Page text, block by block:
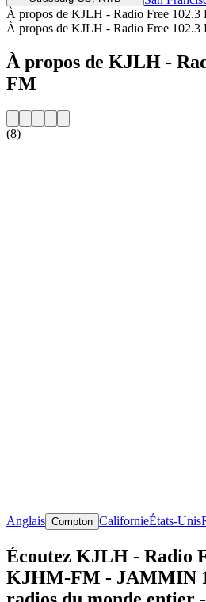
À propos de KJLH - Radio Free 102.3
À propos de KJLH - Radio Free 102.3
À propos de KJLH -
FM
(8)
Anglais Compton CalifornieÉtats-Unis
Écoutez KJLH - Radio
KJHM-FM - JAMMIN